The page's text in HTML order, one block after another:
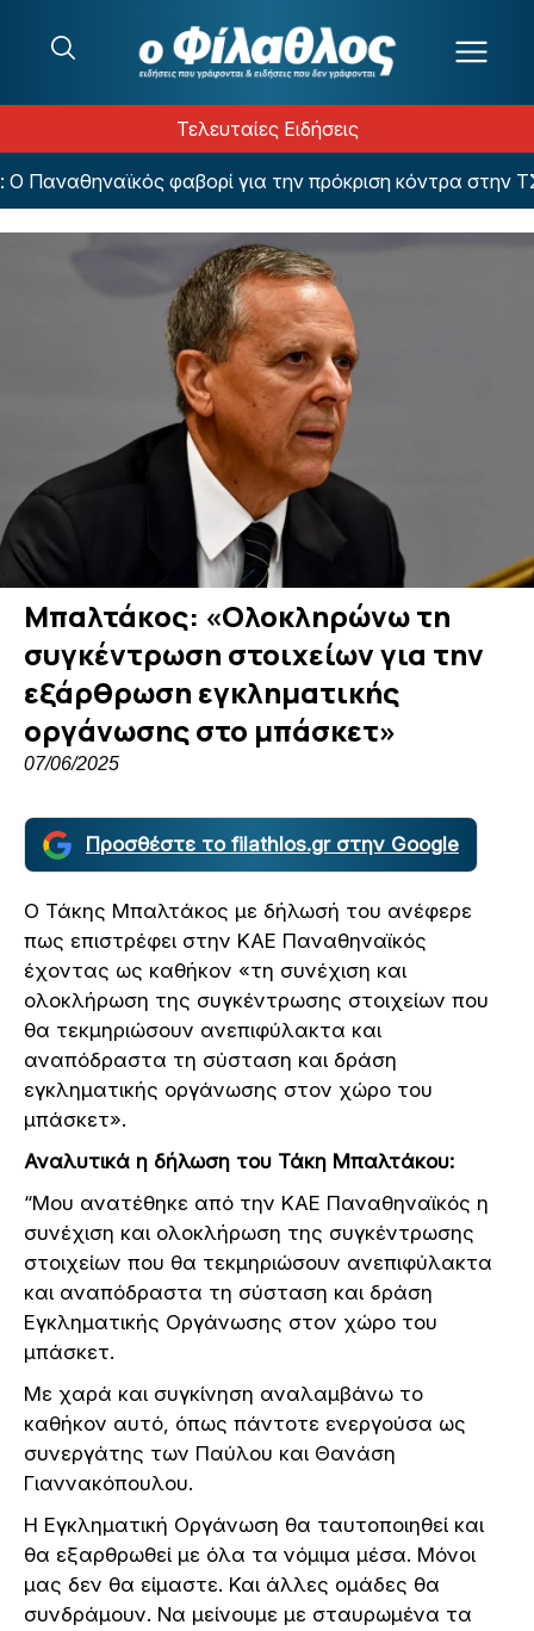
Τελευταίες Ειδήσεις
φαβορί για την πρόκριση κόντρα στην
Μπαλτάκος: «Ολοκληρώνω τη
συγκέντρωση στοιχείων για την
εξάρθρωση εγκληματικής
οργάνωσης στο μπάσκετ»
07/06/2025
Προσθέστε το filathlos.gr στην Google
Ο Τάκης Μπαλτάκος με δήλωσή του ανέφερε
πως επιστρέφει στην ΚΑΕ Παναθηναϊκός
έχοντας ως καθήκον «τη συνέχιση και
ολοκλήρωση της συγκέντρωσης στοιχείων που
θα τεκμηριώσουν ανεπιφύλακτα και
αναπόδραστα τη σύσταση και δράση
εγκληματικής οργάνωσης στον χώρο του
μπάσκετ».
Αναλυτικά η δήλωση του Τάκη Μπαλτάκου:
“Μου ανατέθηκε από την ΚΑΕ Παναθηναϊκός η
συνέχιση και ολοκλήρωση της συγκέντρωσης
στοιχείων που θα τεκμηριώσουν ανεπιφύλακτα
και αναπόδραστα τη σύσταση και δράση
Εγκληματικής Οργάνωσης στον χώρο του
μπάσκετ.
Με χαρά και συγκίνηση αναλαμβάνω το
καθήκον αυτό, όπως πάντοτε ενεργούσα ως
συνεργάτης των Παύλου και Θανάση
Γιαννακόπουλου.
Η Εγκληματική Οργάνωση θα ταυτοποιηθεί και
θα εξαρθρωθεί με όλα τα νόμιμα μέσα. Μόνοι
μας δεν θα είμαστε. Και άλλες ομάδες θα
συνδράμουν. Να μείνουμε με σταυρωμένα τα